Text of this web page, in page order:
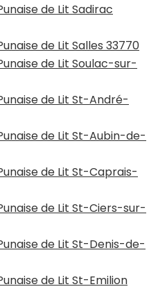
de Lit Sadirac
de Lit Salles 33770
de Lit Soulac-sur-
de Lit St-André-
de Lit St-Aubin-de-
de Lit St-Caprais-
de Lit St-Ciers-sur-
de Lit St-Denis-de-
de Lit St-Emilion